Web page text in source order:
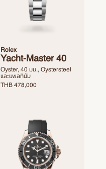
Rolex
Yacht-Master 40
Oyster, 40 มม., Oystersteel
และแพลทินัม
THB 478,000